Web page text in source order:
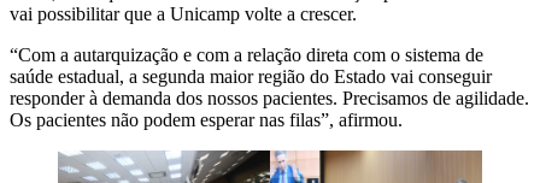
vai possibilitar que a Unicamp volte a crescer.
“Com a autarquização e com a relação direta com o sistema de
saúde estadual, a segunda maior região do Estado vai conseguir
responder à demanda dos nossos pacientes. Precisamos de agilidade.
Os pacientes não podem esperar nas filas”, afirmou.